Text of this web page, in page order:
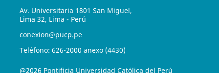
Av. Universitaria 1801 San Miguel,
Lima 32, Lima - Perú
conexion@pucp.pe
Teléfono: 626-2000 anexo (4430)
@2026 Pontificia Universidad Católica del Perú